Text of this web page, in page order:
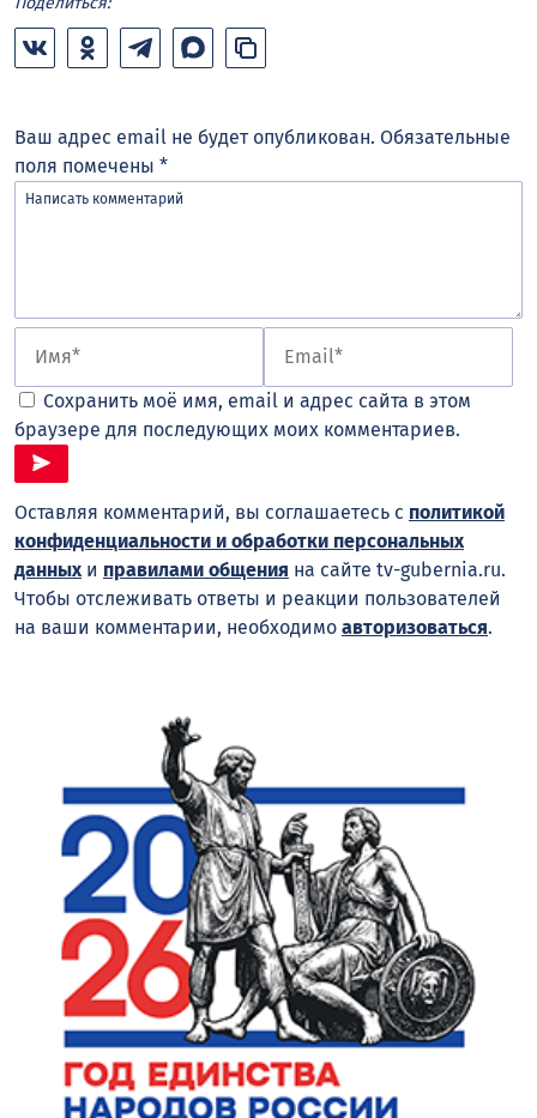
Ваш адрес email не будет опубликован. Обязательные
поля помечены *
Сохранить моё имя, email и адрес сайта в этом
браузере для последующих моих комментариев.
Оставляя комментарий, вы соглашаетесь с политикой
конфиденциальности и обработки персональных
данных и правилами общения на сайте tv-gubernia.ru.
Чтобы отслеживать ответы и реакции пользователей
на ваши комментарии, необходимо авторизоваться.